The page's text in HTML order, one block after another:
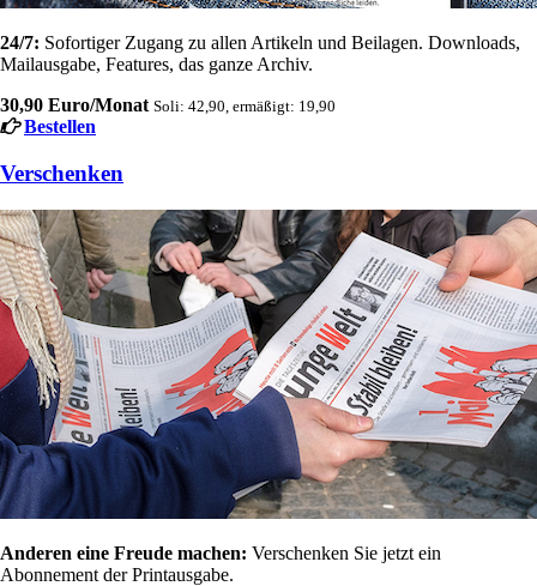
24/7: Sofortiger Zugang zu allen Artikeln und Beilagen. Downloads,
Mailausgabe, Features, das ganze Archiv.
30,90 Euro/Monat Soli: 42,90, ermäßigt: 19,90
Bestellen
Verschenken
Anderen eine Freude machen: Verschenken Sie jetzt ein
Abonnement der Printausgabe.